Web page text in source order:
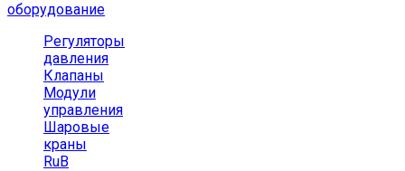
оборудование
Регуляторы
давления
Клапаны
Модули
управления
Шаровые
краны
RuB